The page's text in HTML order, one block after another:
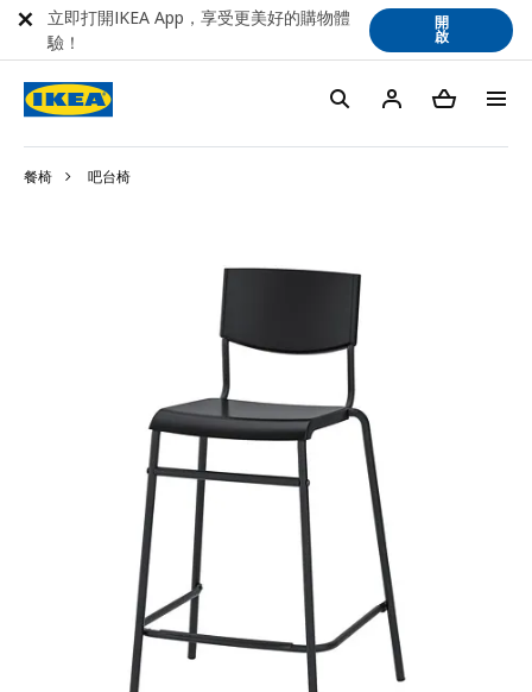
餐椅 吧台椅
立即打開IKEA App，享受更美好的購物體
驗！
開
啟